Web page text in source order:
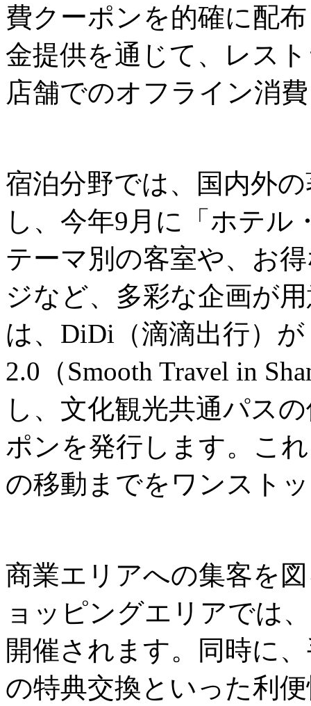
費クーポンを的確に配
金提供を通じて、レス
店舗でのオフライン消
宿泊分野では、国内外
し、今年9月に「ホテル
テーマ別の客室や、お
ジなど、多彩な企画が
は、DiDi（滴滴出行）
2.0（Smooth Travel in
し、文化観光共通パス
ポンを発行します。こ
の移動までをワンスト
商業エリアへの集客を
ョッピングエリアでは
開催されます。同時に
の特典交換といった利